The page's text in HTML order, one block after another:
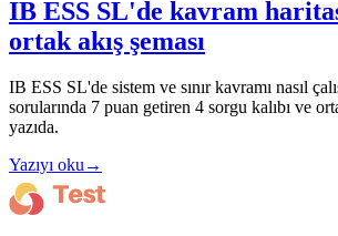
IB ESS SL'de kavram
ortak akış şeması
IB ESS SL'de sistem ve sınır kavramı nasıl
sorularında 7 puan getiren 4 sorgu kalıbı ve
yazıda.
Yazıyı oku→